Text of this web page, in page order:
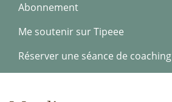
Abonnement
Me soutenir sur Tipeee
Réserver une séance de coaching